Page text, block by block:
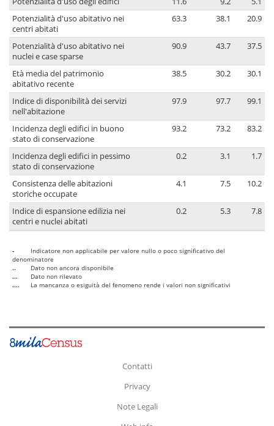
Potenzialità d'uso abitativo nei
centri abitati
63.3 38.1 20.9
Potenzialità d'uso abitativo nei
nuclei e case sparse
90.9 43.7 37.5
Età media del patrimonio
abitativo recente
38.5 30.2 30.1
Indice di disponibilità dei servizi
nell'abitazione
97.9 97.7 99.1
Incidenza degli edifici in buono
stato di conservazione
93.2 73.2 83.2
Incidenza degli edifici in pessimo
stato di conservazione
0.2 3.1 1.7
Consistenza delle abitazioni
storiche occupate
4.1 7.5 10.2
Indice di espansione edilizia nei
centri e nuclei abitati
0.2 5.3 7.8
-
Indicatore non applicabile per valore nullo o poco significativo del
denominatore
..
Dato non ancora disponibile
...
Dato non rilevato
....
La mancanza o esiguità del fenomeno rende i valori non significativi
Contatti
Privacy
Note Legali